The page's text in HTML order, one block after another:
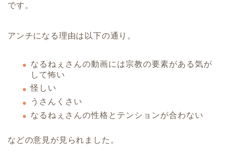
です。
アンチになる理由は以下の通り。
なるねぇさんの動画には宗教の要素がある気が
して怖い
怪しい
うさんくさい
なるねぇさんの性格とテンションが合わない
などの意見が見られました。